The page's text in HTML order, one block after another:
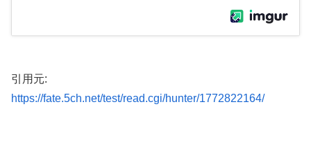
引用元:
https://fate.5ch.net/test/read.cgi/hunter/1772822164/